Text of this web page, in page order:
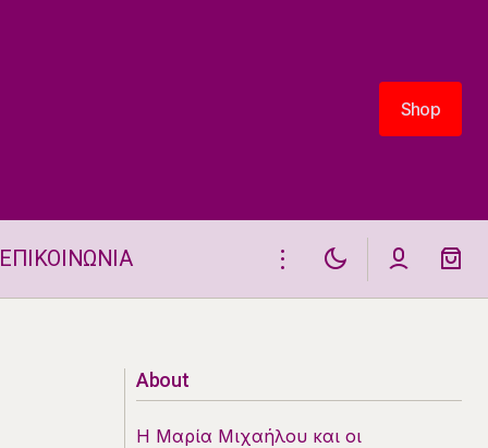
Shop
Shop
ΕΠΙΚΟΙΝΩΝΙΑ
About
Η Μαρία Μιχαήλου και οι